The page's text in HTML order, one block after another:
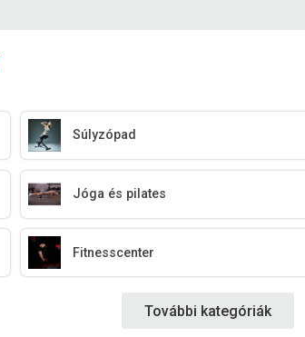
Súlyzópad
Jóga és pilates
Fitnesscenter
További kategóriák